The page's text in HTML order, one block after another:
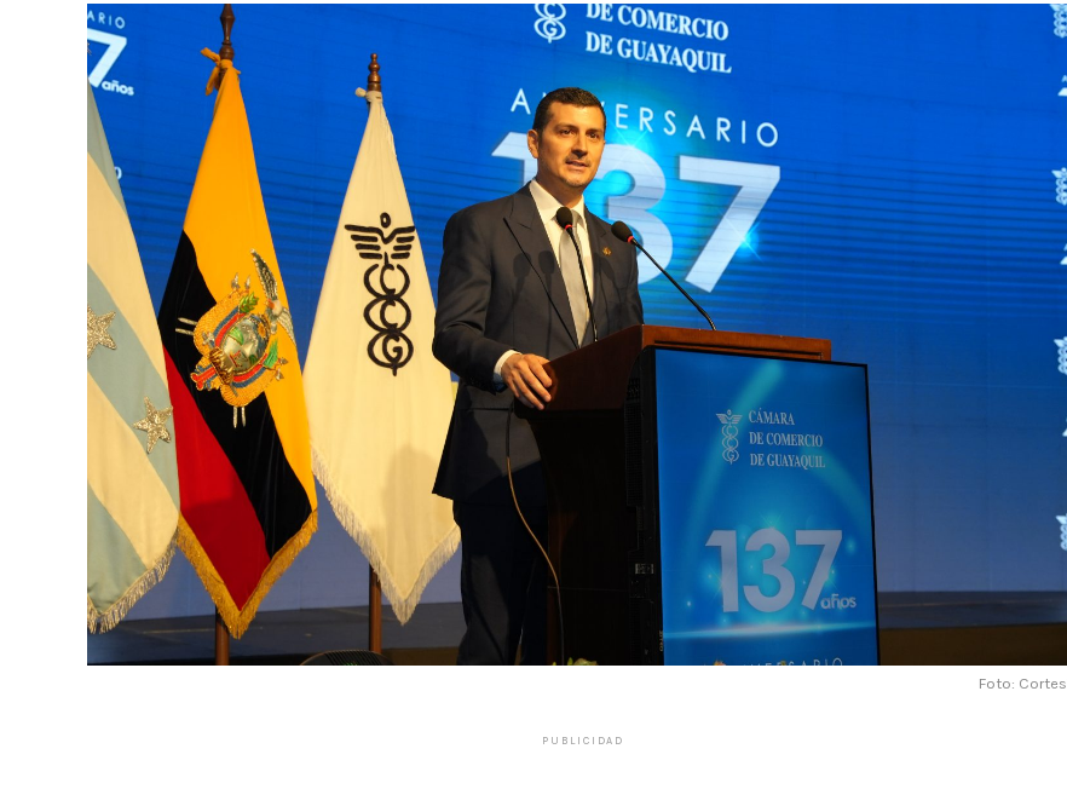
Foto:
PUBLICIDAD